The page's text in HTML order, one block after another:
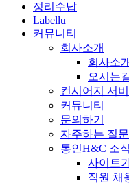
정리수납
Labellu
커뮤니티
회사소개
회사소개
오시는
컨시어지 서
커뮤니티
문의하기
자주하는 질문
통인H&C 소식
사이트
직원 채